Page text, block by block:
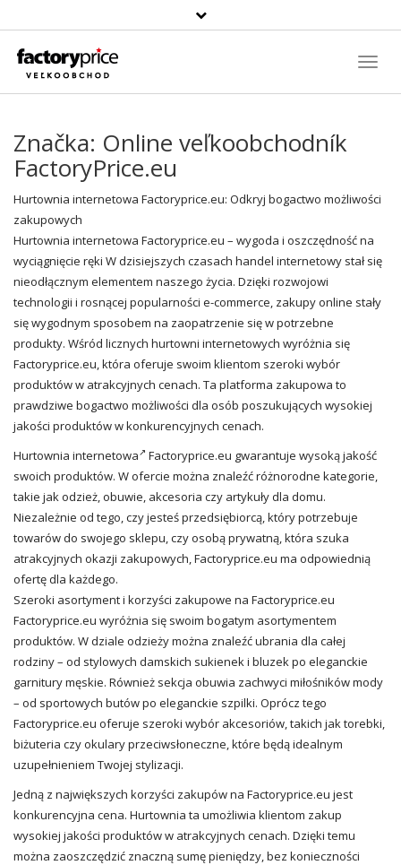
Szukaj
produktu
Značka: Online veľkoobchodník
FactoryPrice.eu
Hurtownia internetowa Factoryprice.eu: Odkryj bogactwo możliwości
zakupowych
Hurtownia internetowa Factoryprice.eu – wygoda i oszczędność na
wyciągnięcie ręki W dzisiejszych czasach handel internetowy stał się
nieodłącznym elementem naszego życia. Dzięki rozwojowi
technologii i rosnącej popularności e-commerce, zakupyonline stały
się wygodnym sposobem na zaopatrzenie się w potrzebne
produkty. Wśród licznych hurtowni internetowych wyróżnia się
Factoryprice.eu, która oferuje swoim klientom szeroki wybór
produktów w atrakcyjnych cenach. Ta platforma zakupowa to
prawdziwe bogactwo możliwości dla osób poszukujących wysokiej
jakości produktów w konkurencyjnych cenach.
Hurtownia internetowa
Factoryprice.eu gwarantuje wysoką jakość
swoich produktów. W ofercie można znaleźć różnorodne kategorie,
takie jak odzież, obuwie, akcesoria czy artykuły dla domu.
Niezależnie od tego, czy jesteś przedsiębiorcą, który potrzebuje
towarów do swojego sklepu, czy osobą prywatną, która szuka
atrakcyjnych okazji zakupowych, Factoryprice.eu ma odpowiednią
ofertę dla każdego.
Szeroki asortyment i korzyści zakupowe na Factoryprice.eu
Factoryprice.eu wyróżnia się swoim bogatym asortymentem
produktów. W dziale odzieży można znaleźć ubrania dla całej
rodziny – od stylowych damskich sukienek i bluzek po eleganckie
garnitury męskie. Również sekcja obuwia zachwyci miłośników mody
– od sportowych butów po eleganckie szpilki. Oprócz tego
Factoryprice.eu oferuje szeroki wybór akcesoriów, takich jak torebki,
biżuteria czy okulary przeciwsłoneczne, które będą idealnym
uzupełnieniem Twojej stylizacji.
Jedną z największych korzyści zakupów na Factoryprice.eu jest
konkurencyjna cena. Hurtownia ta umożliwia klientom zakup
wysokiej jakości produktów w atrakcyjnych cenach. Dzięki temu
można zaoszczędzić znaczną sumę pieniędzy, bez konieczności